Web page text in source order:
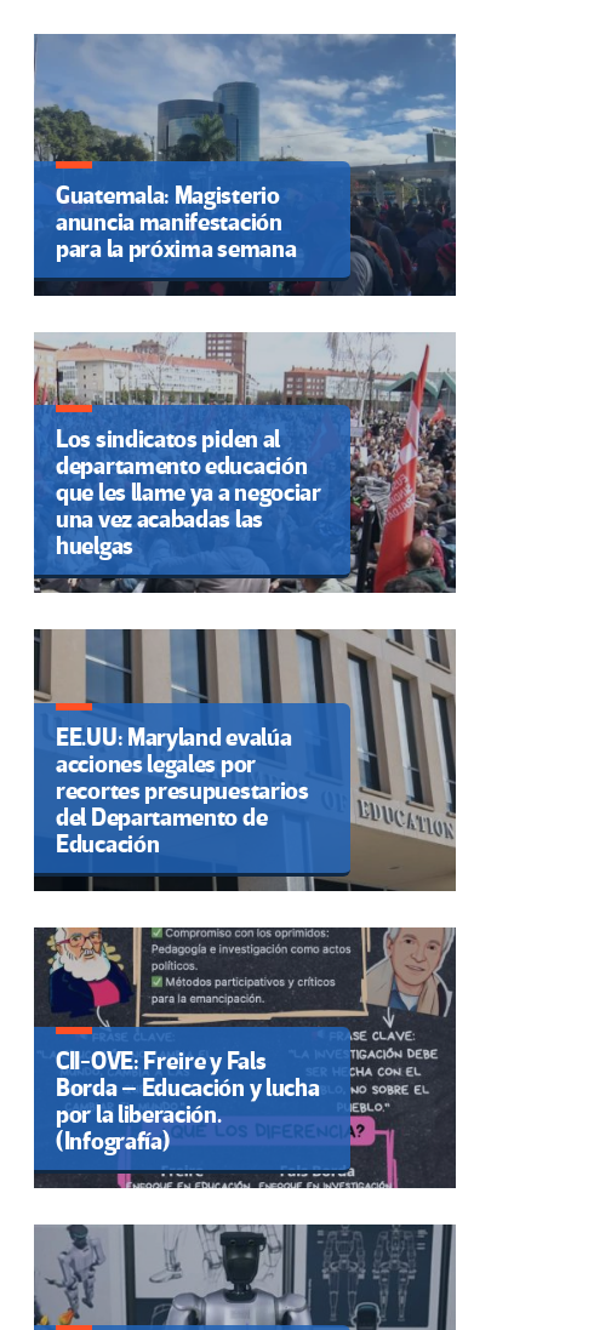
Guatemala: Magisterio
anuncia manifestación
para la próxima semana
Los sindicatos piden al
departamento educación
que les llame ya a negociar
una vez acabadas las
huelgas
EE.UU: Maryland evalúa
acciones legales por
recortes presupuestarios
del Departamento de
Educación
CII-OVE: Freire y Fals
Borda – Educación y lucha
por la liberación.
(Infografía)